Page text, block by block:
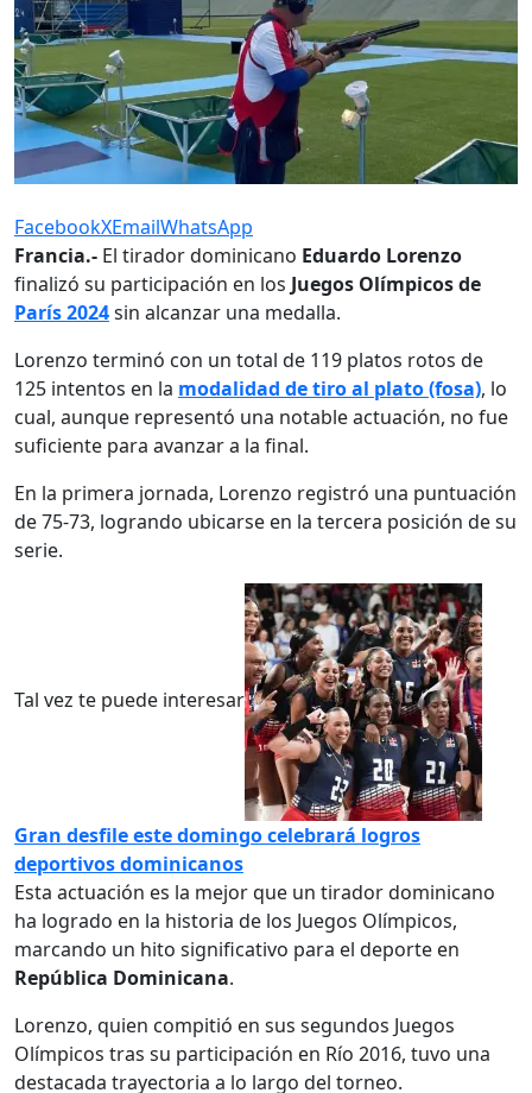
FacebookXEmailWhatsApp
Francia.- El tirador dominicano Eduardo Lorenzo
finalizó su participación en los Juegos Olímpicos de
París 2024sin alcanzar una medalla.
Lorenzo terminó con un total de 119 platos rotos de
125 intentos en la modalidad de tiro al plato (fosa), lo
cual, aunque representó una notable actuación, no fue
suficiente para avanzar a la final.
En la primera jornada, Lorenzo registró una puntuación
de 75-73, logrando ubicarse en la tercera posición de su
serie.
Tal vez te puede interesar
Gran desfile este domingo celebrará logros
deportivos dominicanos
Esta actuación es la mejor que un tirador dominicano
ha logrado en la historia de los Juegos Olímpicos,
marcando un hito significativo para el deporte en
República Dominicana.
Lorenzo, quien compitió en sus segundos Juegos
Olímpicos tras su participación en Río 2016, tuvo una
destacada trayectoria a lo largo del torneo.